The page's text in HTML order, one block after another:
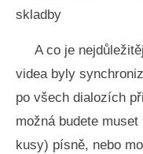
skladby
A co je
videa byly
po všech dialozích
možná budete
kusy) písně, nebo